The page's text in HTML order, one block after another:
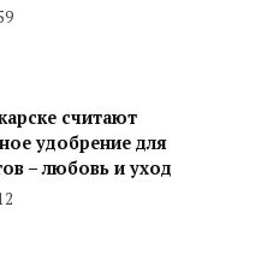
считают
удобрение для
– любовь и уход